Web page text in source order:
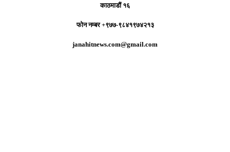
काठमाडौं १६
फोन नम्बर +९७७-९८४१९७४२१३
janahitnews.com@gmail.com